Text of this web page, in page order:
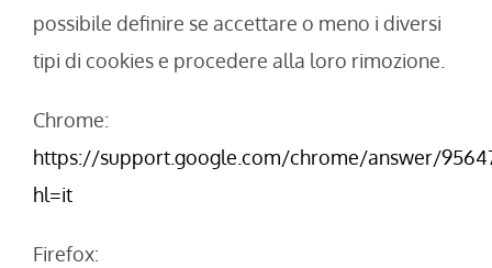
possibile definire se accettare o meno i diversi
tipi di cookies e procedere alla loro rimozione.
Chrome:
https://support.google.com/chrome/answer/
hl=it
Firefox: